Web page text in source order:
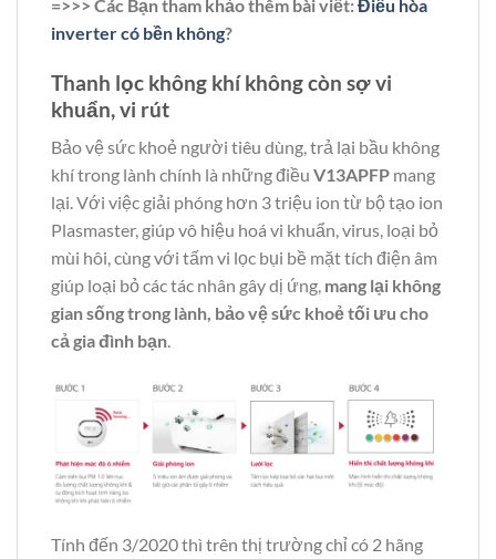
=>>> Các Bạn tham khảo thêm bài viết:Điều hòa
inverter có bền không?
Thanh lọc không khí không còn sợ vi
khuẩn, vi rút
Bảo vệ sức khoẻ người tiêu dùng, trả lại bầu không
khí trong lành chính là những điều V13APFP mang
lại. Với việc giải phóng hơn 3 triệu ion từ bộ tạo ion
Plasmaster, giúp vô hiệu hoá vi khuẩn, virus, loại bỏ
mùi hôi, cùng với tấm vi lọc bụi bề mặt tích điện âm
giúp loại bỏ các tác nhân gây dị ứng, mang lại không
gian sống trong lành, bảo vệ sức khoẻ tối ưu cho
cả gia đình bạn.
Tính đến 3/2020 thì trên thị trường chỉ có 2 hãng